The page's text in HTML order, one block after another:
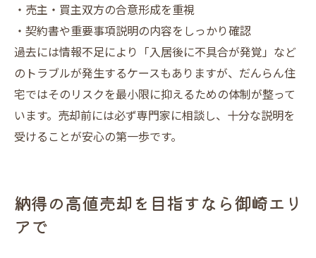
・売主・買主双方の合意形成を重視
・契約書や重要事項説明の内容をしっかり確認
過去には情報不足により「入居後に不具合が発覚」など
のトラブルが発生するケースもありますが、だんらん住
宅ではそのリスクを最小限に抑えるための体制が整って
います。売却前には必ず専門家に相談し、十分な説明を
受けることが安心の第一歩です。
納得の高値売却を目指すなら御崎エリ
アで